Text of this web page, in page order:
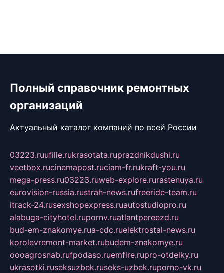
Полный справочник ремонтных
организаций
Актуальный каталог компаний по всей России
03223.ruufille.rukrasotata.ruprazdnikdushi.ru
veetbox.rucinemapost.ruciam-fr.rukraft-you.ru
mega-press.ru03223.ruweb-explore.rurastenuya.ru
eurovision-russia.rustrah-news.rufreeride-team.ru
itrack-24.rusexshopexpress.ruautostudiopro.ru
alabuga-cityhotel.rupornv.ruatlantpereezd.ru
bud-em-znakomye.rua-cdc.ruelektrostal-news.ru
korolevremont-market.rubudem-znakomye.ru
oooagrosnab.rufpodaso.ruemfire.rupro-otdelky.ru
ukrasotki.ruseksuzbek.ruseks-uzbek.ruporno-vk.ru